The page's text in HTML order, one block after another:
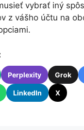
vybrať iný
z vášho účtu na
Perplexity Grok
LinkedIn X